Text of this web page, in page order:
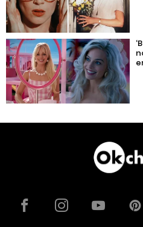
FacebookInstagramYouTube